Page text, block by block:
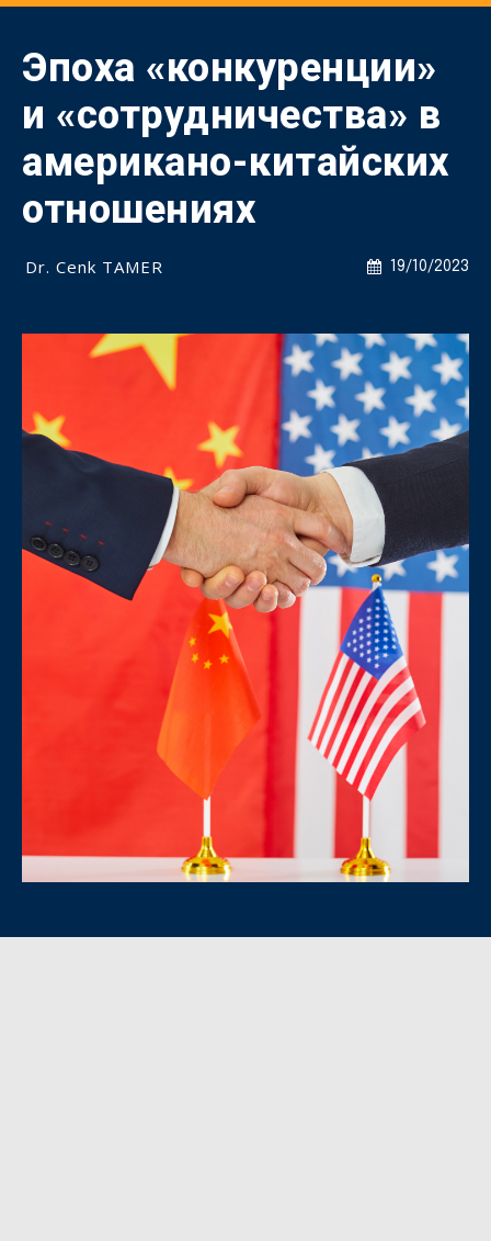
Эпоха «конкуренции»
и «сотрудничества» в
американо-китайских
отношениях
19/10/2023
Dr. Cenk TAMER